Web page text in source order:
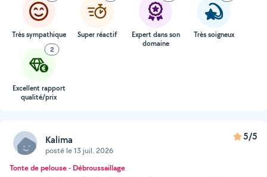
Très sympathique Super réactif
Expert dans son
domaine
Très soigneux
2
Excellent rapport
qualité/prix
Kalima
posté le 13 juil. 2026
5/5
Tonte de pelouse - Débroussaillage